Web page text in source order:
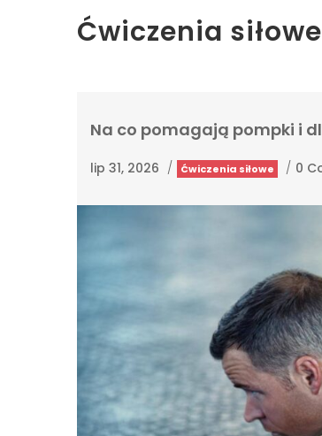
Ćwiczenia siłowe
Na co pomagają pompki i
lip 31, 2026 / Ćwiczenia siłowe / 0